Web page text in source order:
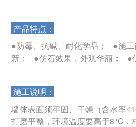
产品特点：
●防霉、抗碱、耐化学品； ●施
新； ●仿石效果，外观华丽； ●
施工说明：
墙体表面须牢固、干燥（含水率
打磨平整，环境温度要高于8℃，